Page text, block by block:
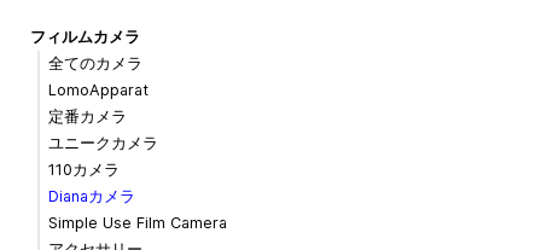
フィルムカメラ
全てのカメラ
LomoApparat
定番カメラ
ユニークカメラ
110カメラ
Dianaカメラ
Simple Use Film Camera